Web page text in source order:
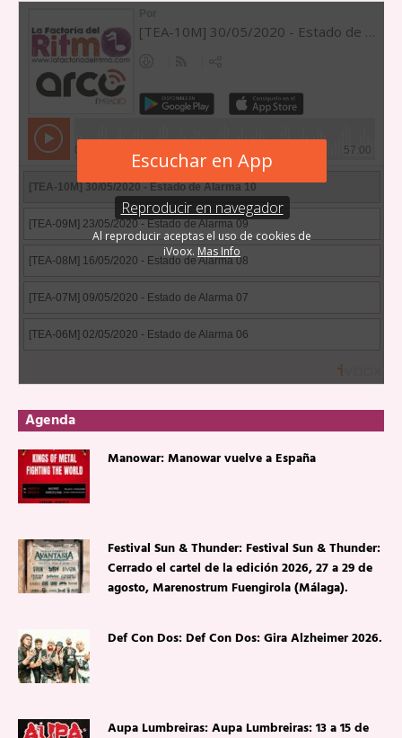
Agenda
Manowar: Manowar vuelve a España
Festival Sun & Thunder: Festival Sun & Thunder:
Cerrado el cartel de la edición 2026, 27 a 29 de
agosto, Marenostrum Fuengirola (Málaga).
Def Con Dos: Def Con Dos: Gira Alzheimer 2026.
Aupa Lumbreiras: Aupa Lumbreiras: 13 a 15 de